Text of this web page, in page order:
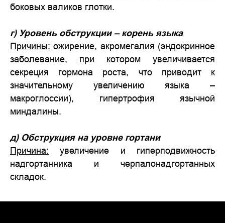
боковых валиков глотки.
г) Уровень обструкции – корень языка
Причины: ожирение, акромегалия (эндокринное
заболевание, при котором увеличивается
секреция гормона роста, что приводит к
значительному увеличению языка –
макроглоссии), гипертрофия язычной
миндалины.
д) Обструкция на уровне гортани
Причина: увеличение и гиперподвижность
надгортанника и черпалонадгортанных
складок.